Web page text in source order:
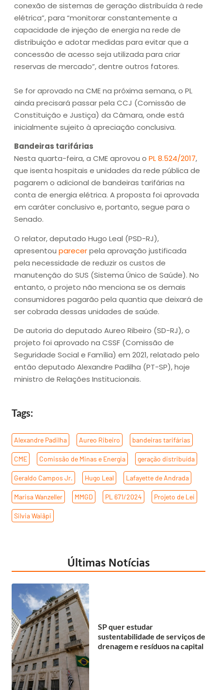
conexão de sistemas de geração distribuída à rede
elétrica”, para “monitorar constantemente a
capacidade de injeção de energia na rede de
distribuição e adotar medidas para evitar que a
concessão de acesso seja utilizada para criar
reservas de mercado”, dentre outros fatores.
Se for aprovado na CME na próxima semana, o PL
ainda precisará passar pela CCJ (Comissão de
Constituição e Justiça) da Câmara, onde está
inicialmente sujeito à apreciação conclusiva.
Bandeiras tarifárias
Nesta quarta-feira, a CME aprovou o PL 8.524/2017,
que isenta hospitais e unidades da rede pública de
pagarem o adicional de bandeiras tarifárias na
conta de energia elétrica. A proposta foi aprovada
em caráter conclusivo e, portanto, segue para o
Senado.
O relator, deputado Hugo Leal (PSD-RJ),
apresentou parecerpela aprovação justificada
pela necessidade de reduzir os custos de
manutenção do SUS (Sistema Único de Saúde). No
entanto, o projeto não menciona se os demais
consumidores pagarão pela quantia que deixará de
ser cobrada dessas unidades de saúde.
De autoria do deputado Aureo Ribeiro (SD-RJ), o
projeto foi aprovado na CSSF (Comissão de
Seguridade Social e Família) em 2021, relatado pelo
então deputado Alexandre Padilha (PT-SP), hoje
ministro de Relações Institucionais.
Tags:
Alexandre Padilha Aureo Ribeiro bandeiras tarifárias
CME Comissão de Minas e Energia geração distribuída
Geraldo Campos Jr. Hugo Leal Lafayette de Andrada
Marisa Wanzeller MMGD PL 671/2024 Projeto de Lei
Silvia Waiãpi
Últimas Notícias
SP quer estudar
sustentabilidade de serviços de
drenagem e resíduos na capital